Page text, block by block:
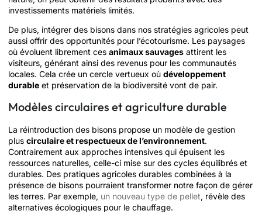
investissements matériels limités.
De plus, intégrer des bisons dans nos stratégies agricoles peut
aussi offrir des opportunités pour l’écotourisme. Les paysages
où évoluent librement ces animaux sauvages attirent les
visiteurs, générant ainsi des revenus pour les communautés
locales. Cela crée un cercle vertueux où développement
durable et préservation de la biodiversité vont de pair.
Modèles circulaires et agriculture durable
La réintroduction des bisons propose un modèle de gestion
plus circulaire et respectueux de l’environnement.
Contrairement aux approches intensives qui épuisent les
ressources naturelles, celle-ci mise sur des cycles équilibrés et
durables. Des pratiques agricoles durables combinées à la
présence de bisons pourraient transformer notre façon de gérer
les terres. Par exemple, un nouveau type de pellet, révèle des
alternatives écologiques pour le chauffage.